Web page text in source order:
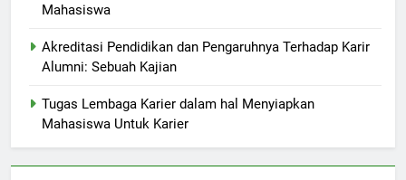
Mahasiswa
Akreditasi Pendidikan dan Pengaruhnya Terhadap Karir
Alumni: Sebuah Kajian
Tugas Lembaga Karier dalam hal Menyiapkan
Mahasiswa Untuk Karier